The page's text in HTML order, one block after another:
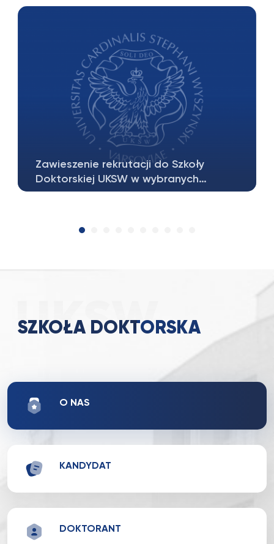
Zawieszenie rekrutacji do Szkoły
Doktorskiej UKSW w wybranych…
SZKOŁA DOKTORSKA
O NAS
KANDYDAT
DOKTORANT